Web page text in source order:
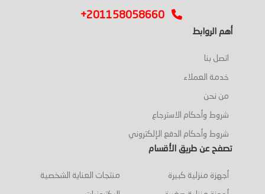
+201158058660
أهم الروابط
اتصل بنا
خدمة العملاء
من نحن
شروط وأحكام الاسترجاع
شروط وأحكام الدفع الإلكتروني
تصفح عن طريق الأقسام
أجهزة منزلية كبيرة منتجات العناية الشخصية